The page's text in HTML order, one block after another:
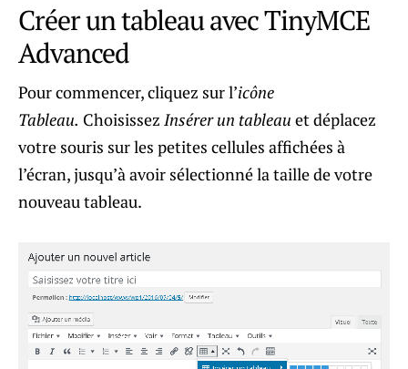
Créer un tableau avec TinyMCE
Advanced
Pour commencer, cliquez sur l’icône
Tableau. Choisissez Insérer un tableau et déplacez
votre souris sur les petites cellules affichées à
l’écran, jusqu’à avoir sélectionné la taille de votre
nouveau tableau.